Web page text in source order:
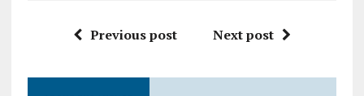
Previous post Next post